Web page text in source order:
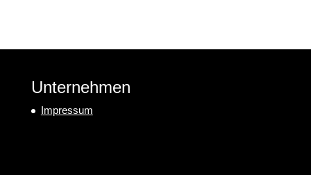
Unternehmen
Impressum